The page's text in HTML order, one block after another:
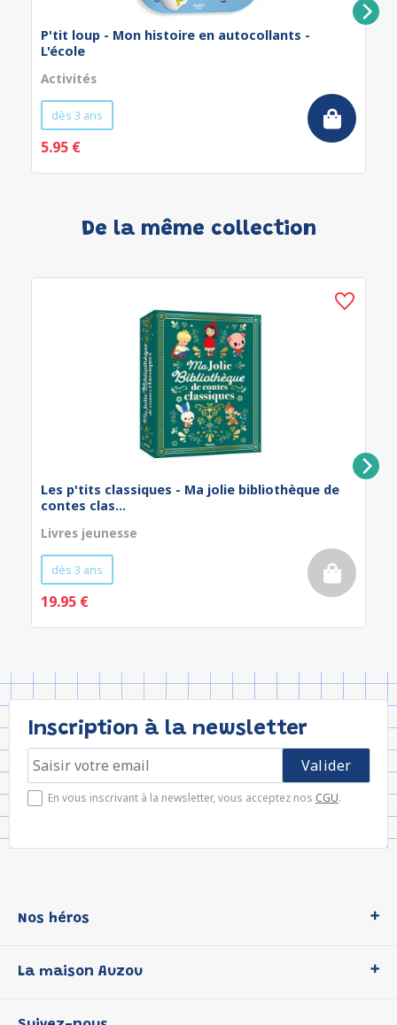
P'tit loup - Mon histoire en autocollants -
L'école
Activités
dès 3 ans
5.95 €
De la même collection
Les p'tits classiques - Ma jolie bibliothèque de
contes clas...
Livres jeunesse
dès 3 ans
19.95 €
Inscription à la newsletter
En vous inscrivant à la newsletter, vous acceptez nos CGU.
Nos héros
P'tit Loup
La maison Auzou